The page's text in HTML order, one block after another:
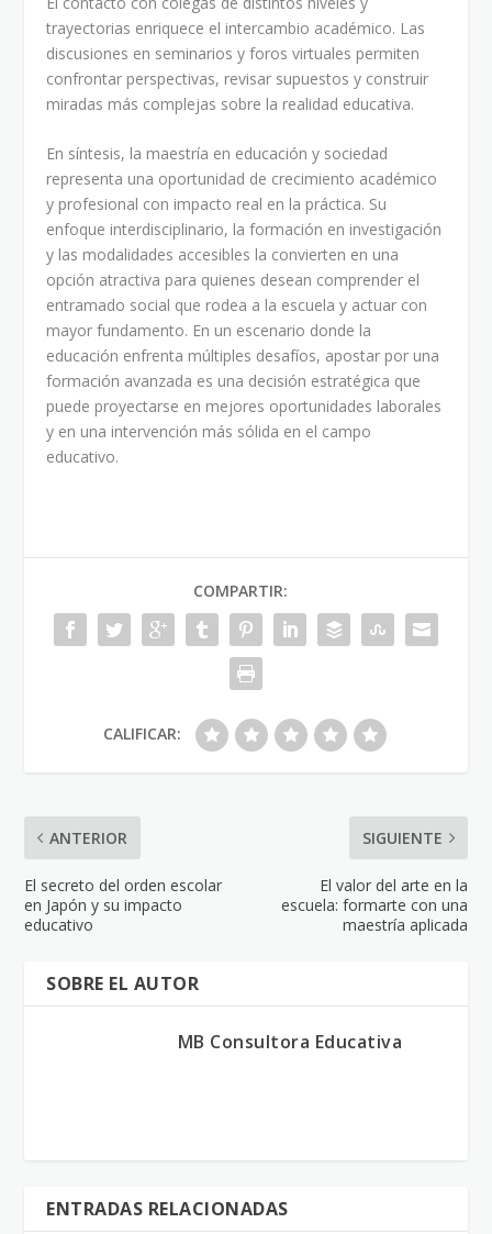
trayectorias enriquece el intercambio académico. Las
discusiones en seminarios y foros virtuales permiten
confrontar perspectivas, revisar supuestos y construir
miradas más complejas sobre la realidad educativa.
En síntesis, la maestría en educación y sociedad
representa una oportunidad de crecimiento académico
y profesional con impacto real en la práctica. Su
enfoque interdisciplinario, la formación en investigación
y las modalidades accesibles la convierten en una
opción atractiva para quienes desean comprender el
entramado social que rodea a la escuela y actuar con
mayor fundamento. En un escenario donde la
educación enfrenta múltiples desafíos, apostar por una
formación avanzada es una decisión estratégica que
puede proyectarse en mejores oportunidades laborales
y en una intervención más sólida en el campo
educativo.
COMPARTIR:
CALIFICAR:
ANTERIOR
El secreto del orden escolar
en Japón y su impacto
educativo
SIGUIENTE
El valor del arte en la
escuela: formarte con una
maestría aplicada
SOBRE EL AUTOR
MB Consultora Educativa
ENTRADAS RELACIONADAS